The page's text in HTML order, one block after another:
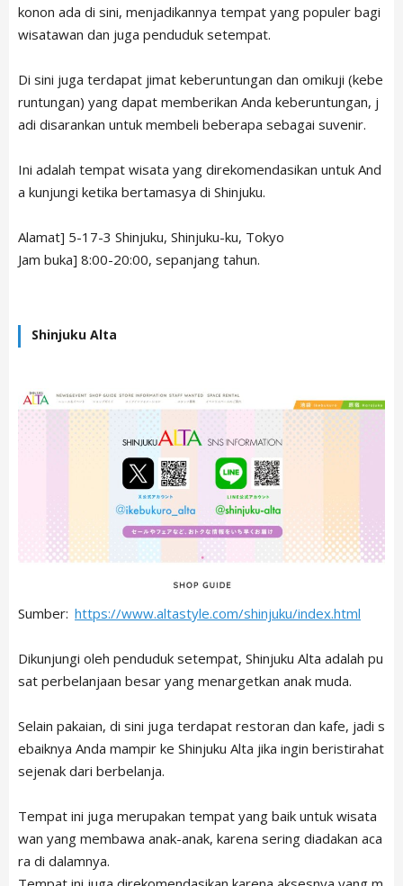
konon ada di sini, menjadikannya tempat yang populer bagi
wisatawan dan juga penduduk setempat.
Di sini juga terdapat jimat keberuntungan dan omikuji (kebe
runtungan) yang dapat memberikan Anda keberuntungan, j
adi disarankan untuk membeli beberapa sebagai suvenir.
Ini adalah tempat wisata yang direkomendasikan untuk And
a kunjungi ketika bertamasya di Shinjuku.
Alamat] 5-17-3 Shinjuku, Shinjuku-ku, Tokyo
Jam buka] 8:00-20:00, sepanjang tahun.
Shinjuku Alta
Sumber: https://www.altastyle.com/shinjuku/index.html
Dikunjungi oleh penduduk setempat, Shinjuku Alta adalah pu
sat perbelanjaan besar yang menargetkan anak muda.
Selain pakaian, di sini juga terdapat restoran dan kafe, jadi s
ebaiknya Anda mampir ke Shinjuku Alta jika ingin beristirahat
sejenak dari berbelanja.
Tempat ini juga merupakan tempat yang baik untuk wisata
wan yang membawa anak-anak, karena sering diadakan aca
ra di dalamnya.